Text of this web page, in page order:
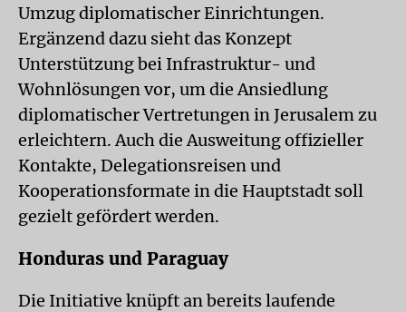
Umzug diplomatischer Einrichtungen.
Ergänzend dazu sieht das Konzept
Unterstützung bei Infrastruktur- und
Wohnlösungen vor, um die Ansiedlung
diplomatischer Vertretungen in Jerusalem zu
erleichtern. Auch die Ausweitung offizieller
Kontakte, Delegationsreisen und
Kooperationsformate in die Hauptstadt soll
gezielt gefördert werden.
Honduras und Paraguay
Die Initiative knüpft an bereits laufende